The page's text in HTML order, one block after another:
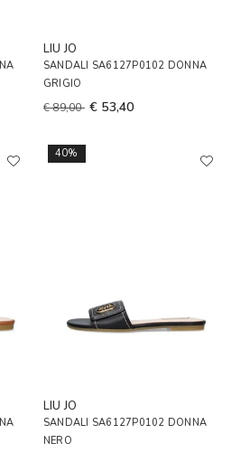
LIU JO
SANDALI SA6127P0102 DONNA
GRIGIO
€ 89,00 € 53,40
40%
LIU JO
SANDALI SA6127P0102 DONNA
NERO